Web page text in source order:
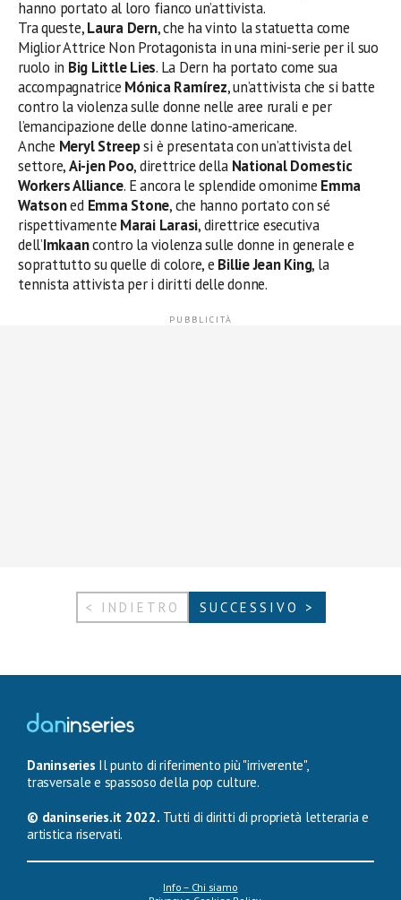
hanno portato al loro fianco un’attivista.
Tra queste,Laura Dern, che ha vinto la statuetta come
Miglior Attrice Non Protagonista in una mini-serie per il suo
ruolo in Big Little Lies. La Dern ha portato come sua
accompagnatrice Mónica Ramírez, un’attivista che si batte
contro la violenza sulle donne nelle aree rurali e per
l’emancipazione delle donne latino-americane.
Anche Meryl Streepsi è presentata con un’attivista del
settore,Ai-jen Poo, direttrice della National Domestic
Workers Alliance. E ancora le splendide omonime Emma
Watsoned Emma Stone, che hanno portato con sé
rispettivamente Marai Larasi, direttrice esecutiva
dell’Imkaancontro la violenza sulle donne in generale e
soprattutto su quelle di colore, e Billie Jean King, la
tennista attivista per i diritti delle donne.
< INDIETRO SUCCESSIVO >
Daninseries Il punto di riferimento più "irriverente",
trasversale e spassoso della pop culture.
© daninseries.it 2022. Tutti di diritti di proprietà letteraria e
artistica riservati.
Info – Chi siamo